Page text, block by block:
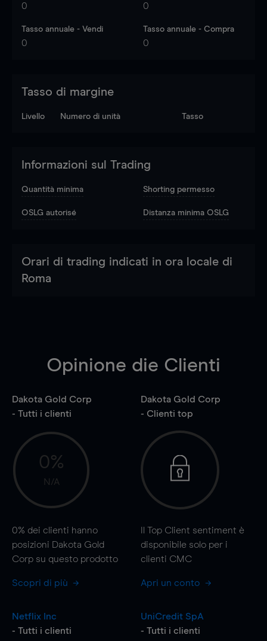
0 0
Tasso annuale - Vendi
0
Tasso annuale - Compra
0
Tasso di margine
Livello Numero di unità Tasso
Informazioni sul Trading
Quantità minima Shorting permesso
OSLG autorisé Distanza minima OSLG
Orari di trading indicati in ora locale di
Roma
Opinione die Clienti
Dakota Gold Corp
- Tutti i clienti
0%
N/A
0% dei clienti hanno
posizioni Dakota Gold
Corp su questo prodotto
Scopri di più
Dakota Gold Corp
- Clienti top
Il Top Client sentiment è
disponibile solo per i
clienti CMC
Apri un conto
Netflix Inc
- Tutti i clienti
UniCredit SpA
- Tutti i clienti